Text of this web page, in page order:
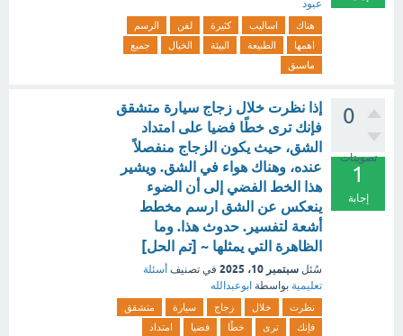
عبود
هناك اساليب كثيرة لفن
الرسم
اهمها
الطبيعة البيئة الخيال
جميع
ماسبق
0
تصويتات
1
إجابة
إذا نظرت خلال زجاج سيارة متشقق
فإنك ترى خطًا فضيا على امتداد
الشق، حيث يكون الزجاج منفصلاً
عنده، وهناك هواء في الشق. ويشير
هذا الخط الفضي إلى أن الضوء
ينعكس عن الشق ارسم مخطط
أشعة لتفسير. حدوث هذا. وما
الظاهرة التي يمثلها ~ [تم الحل]
سُئل سبتمبر 10، 2025 في تصنيف أسئلة
تعليمية بواسطة ابوعبدالله
نظرت خلال زجاج سيارة
متشقق
فإنك
ترى خطًا فضيا
امتداد